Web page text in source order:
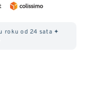
roku od 24 sata ✦